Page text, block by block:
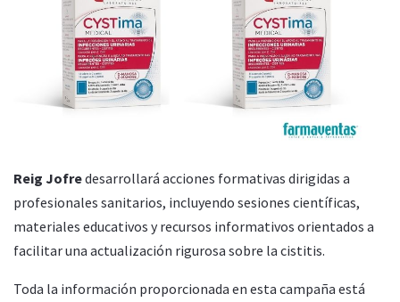
Reig Jofredesarrollará acciones formativas dirigidas a
profesionales sanitarios, incluyendo sesiones científicas,
materiales educativos y recursos informativos orientados a
facilitar una actualización rigurosa sobre la cistitis.
Toda la información proporcionada en esta campaña está